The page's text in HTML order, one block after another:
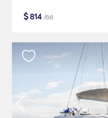
$814/öö